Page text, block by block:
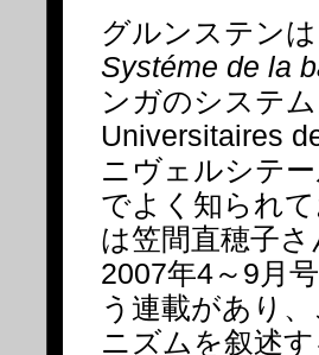
グルンステン
Systéme de la
ンガのシステ
Universitaires
ニヴェルシテ
でよく知られ
は笠間直穂子
2007年4～9月
う連載があり
ニズムを叙述